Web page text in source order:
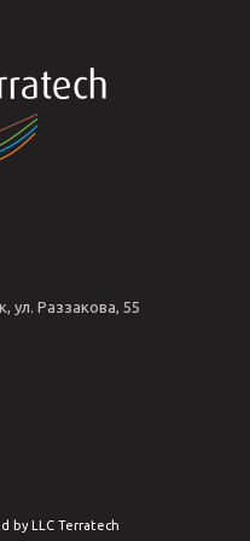
ул. Раззакова, 55
by LLC Terratech